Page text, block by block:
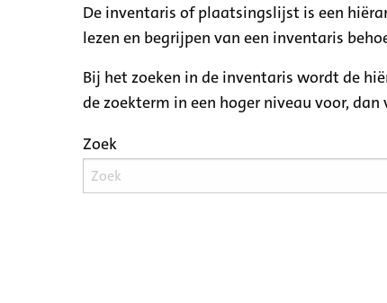
De inventaris of plaatsingslijst is een
lezen en begrijpen van een inventaris
Bij het zoeken in de inventaris wordt de
de zoekterm in een hoger niveau voor,
Zoek